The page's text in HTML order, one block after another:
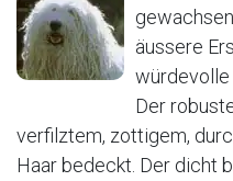
äussere
würdevolle
Der
verfilztem, zottigem,
Haar bedeckt. Der dicht